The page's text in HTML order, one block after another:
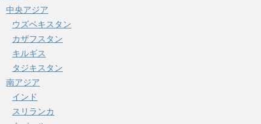
中央アジア
ウズベキスタン
カザフスタン
キルギス
タジキスタン
南アジア
インド
スリランカ